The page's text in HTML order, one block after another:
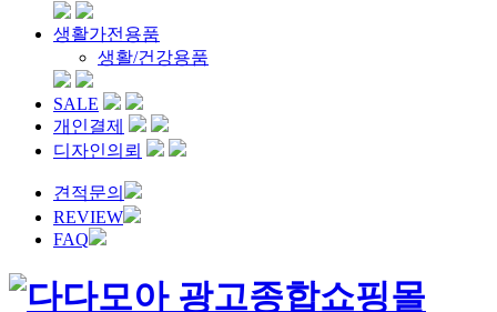
생활가전용품
생활/건강용품
SALE
개인결제
디자인의뢰
견적문의
REVIEW
FAQ